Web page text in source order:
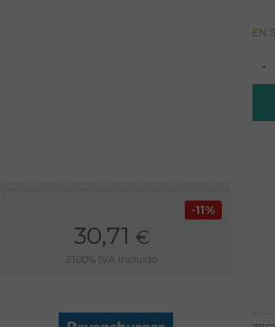
11%
30,71 €
21.00% IVA incluido
EN
-
correctamente la
de un
al servicio con